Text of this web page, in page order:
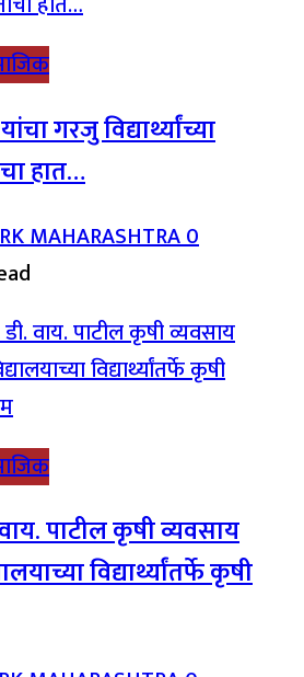
गरजु विद्यार्थ्यांच्या
हात…
MAHARASHTRA0
पाटील कृषी व्यवसाय
विद्यार्थ्यांतर्फे कृषी